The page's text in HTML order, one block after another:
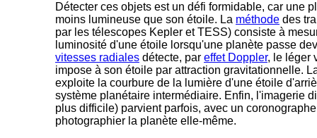
Détecter ces objets est un défi formidable, car une
moins lumineuse que son étoile. La méthode des
par les télescopes Kepler et TESS) consiste à
luminosité d'une étoile lorsqu'une planète passe
vitesses radiales détecte, par effet Doppler, le léger
impose à son étoile par attraction gravitationnelle.
exploite la courbure de la lumière d'une étoile
système planétaire intermédiaire. Enfin, l'imagerie
plus difficile) parvient parfois, avec un
photographier la planète elle-même.